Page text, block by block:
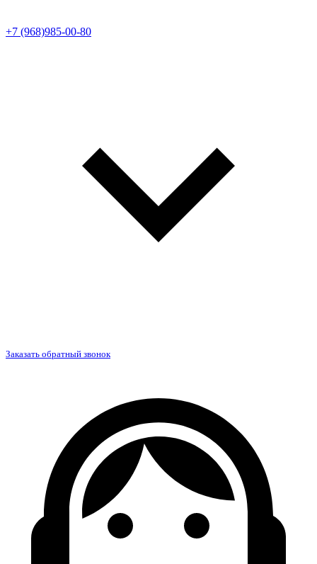
+7 (968)985-00-80
Заказать обратный звонок